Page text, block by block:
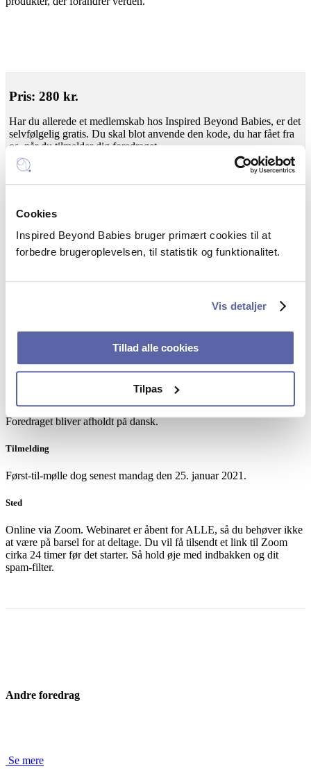
Cookies
Inspired Beyond Babies bruger primært cookies til at
forbedre brugeroplevelsen, til statistik og funktionalitet.
Vis detaljer
Tillad alle cookies
Tilpas
Pris: 280 kr.
Har du allerede et medlemskab hos Inspired Beyond Babies, er det
selvfølgelig gratis. Du skal blot anvende den kode, du har fået fra
os, når du tilmelder dig foredraget.
Første gang du tilmelder dig, skal du oprette dig som bruger og
indtaste dine oplysninger som angivet.
Onsdag den 27. januar 2021 kl. 10:00 – 12:00
Foredraget bliver afholdt på dansk.
Tilmelding
Først-til-mølle dog senest mandag den 25. januar 2021.
Sted
Online via Zoom. Webinaret er åbent for ALLE, så du behøver ikke
at være på barsel for at deltage. Du vil få tilsendt et link til Zoom
cirka 24 timer før det starter. Så hold øje med indbakken og dit
spam-filter.
Andre foredrag
Se mere